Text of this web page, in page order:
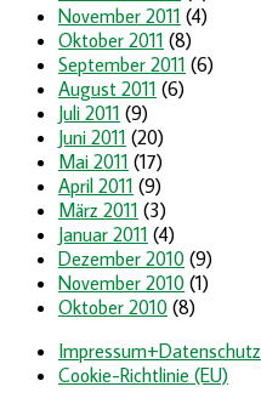
November 2011 (4)
Oktober 2011 (8)
September 2011 (6)
August 2011 (6)
Juli 2011 (9)
Juni 2011 (20)
Mai 2011 (17)
April 2011 (9)
März 2011 (3)
Januar 2011 (4)
Dezember 2010 (9)
November 2010 (1)
Oktober 2010 (8)
Impressum+Datenschutz
Cookie-Richtlinie (EU)